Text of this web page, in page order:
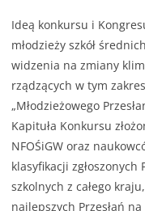
Ideą konkursu i
młodzieży szkół
widzenia na zmiany
rządzących w tym
„Młodzieżowego
Kapituła Konkursu
NFOŚiGW oraz
klasyfikacji zgłoszonych
szkolnych z całego
najlepszych Przesłań